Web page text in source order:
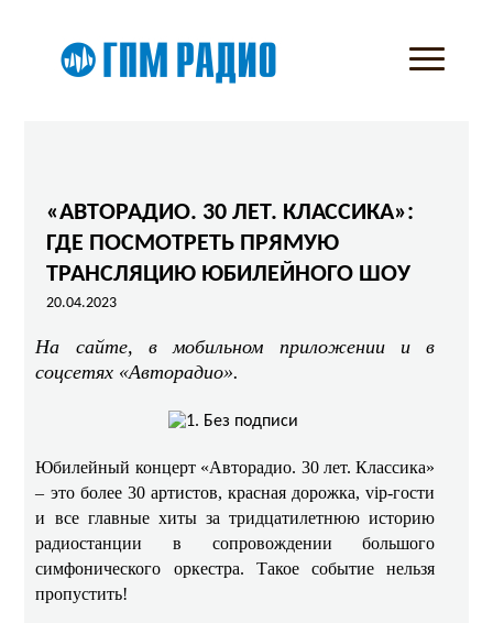
«АВТОРАДИО. 30 ЛЕТ. КЛАССИКА»:
ГДЕ ПОСМОТРЕТЬ ПРЯМУЮ
ТРАНСЛЯЦИЮ ЮБИЛЕЙНОГО ШОУ
20.04.2023
На сайте, в мобильном приложении и в
соцсетях «Авторадио».
Юбилейный концерт «Авторадио. 30 лет. Классика»
– это более 30 артистов, красная дорожка, vip-гости
и все главные хиты за тридцатилетнюю историю
радиостанции в сопровождении большого
симфонического оркестра. Такое событие нельзя
пропустить!